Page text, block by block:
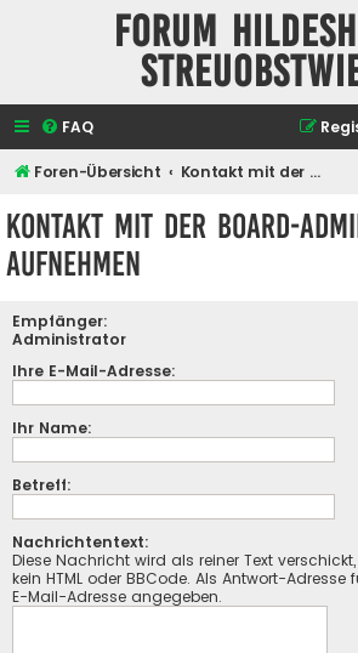
Forum
FAQ
Foren-Übersicht Kontakt mit der Board-Administration aufnehmen
Kontakt mit der Board-
aufnehmen
Empfänger:
Administrator
Ihre E-Mail-Adresse:
Ihr Name:
Betreff:
Nachrichtentext:
Diese Nachricht wird als reiner Text
kein HTML oder BBCode. Als Antwort-Adresse
E-Mail-Adresse angegeben.